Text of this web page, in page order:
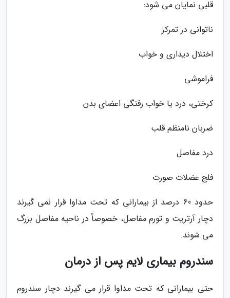
قلبی نمایان می شود:
ناتوانی در تمرکز
اختلال دیداری و خواب
فراموشی
کرختی، درد یا خواب رفتگی اعضای بدن
ضربان نامنظم قلب
درد مفاصل
فلج عضلات صورت
حدود 60 درصد از بیمارانی که تحت مداوا قرار نمی گیرند
دچار آرتریت و تورم مفاصل، خصوصاً در ناحیه مفاصل بزرگ
می شوند.
سندروم بیماری لایم پس از درمان
حتی بیمارانی که تحت مداوا قرار می گیرند دچار سندروم